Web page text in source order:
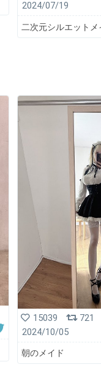
2024/07/19
二次元シルエットメ
15039
721
2024/10/05
朝のメイド